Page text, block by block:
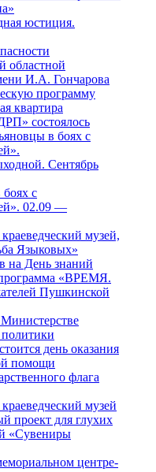
юстиция.
областной
И.А. Гончарова
программу
квартира
состоялось
в боях с
Сентябрь
с
02.09 —
музей,
Языковых»
на День знаний
«ВРЕМЯ.
Пушкинской
Министерстве
политики
день оказания
помощи
флага
музей
проект для глухих
«Сувениры
центре-